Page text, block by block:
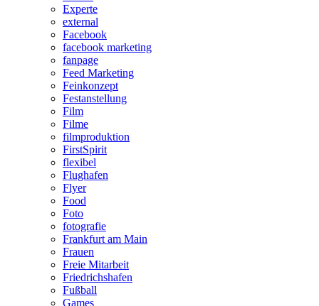
Experte
external
Facebook
facebook marketing
fanpage
Feed Marketing
Feinkonzept
Festanstellung
Film
Filme
filmproduktion
FirstSpirit
flexibel
Flughafen
Flyer
Food
Foto
fotografie
Frankfurt am Main
Frauen
Freie Mitarbeit
Friedrichshafen
Fußball
Games